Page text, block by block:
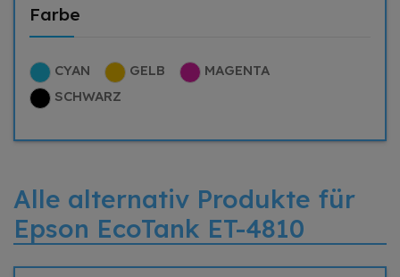
Farbe
CYAN GELB
MAGENTA
SCHWARZ
Alle alternativ Produkte für
Epson EcoTank ET-4810